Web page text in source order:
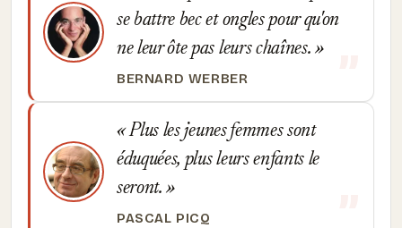
se battre bec et ongles pour qu'on
ne leur ôte pas leurs chaînes.
BERNARD WERBER
Plus les jeunes femmes sont
éduquées, plus leurs enfants le
seront.
PASCAL PICQ